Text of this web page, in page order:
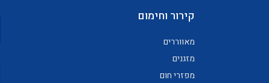
קירור וחימום
מאווררים
מזגנים
מפזרי חום